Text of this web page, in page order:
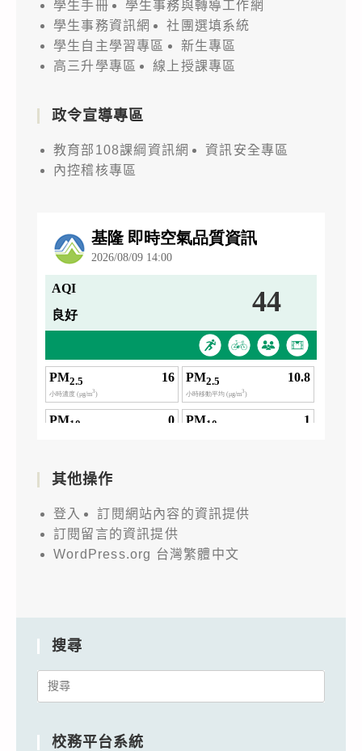
學生手冊
學生事務與轉導工作網
學生事務資訊網
社團選填系統
學生自主學習專區
新生專區
高三升學專區
線上授課專區
政令宣導專區
教育部108課綱資訊網
資訊安全專區
內控稽核專區
其他操作
登入
訂閱網站內容的資訊提供
訂閱留言的資訊提供
WordPress.org 台灣繁體中文
搜尋
Search
校務平台系統